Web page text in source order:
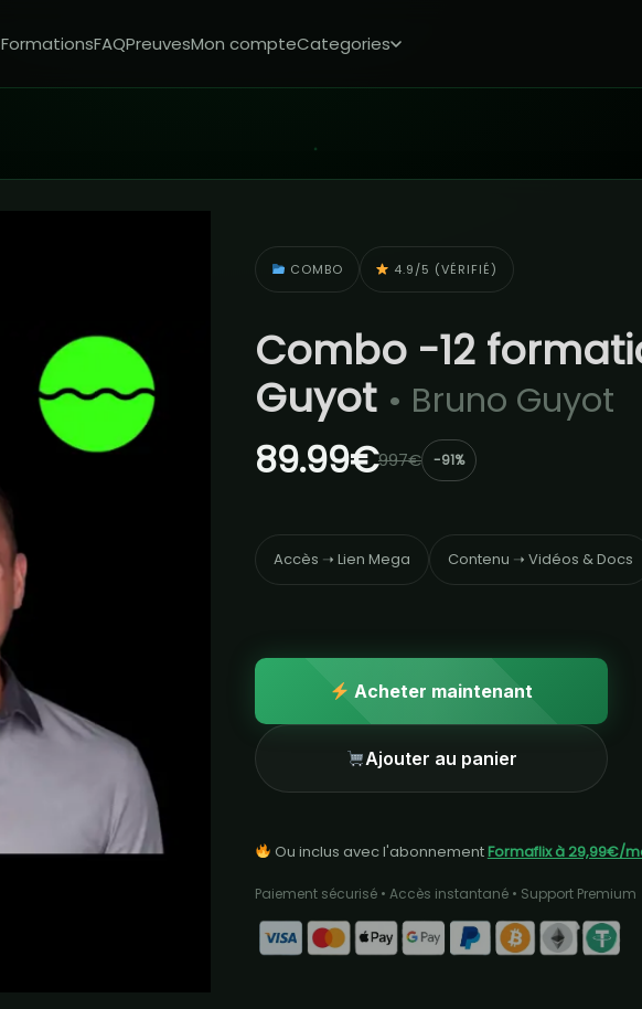
FormationsFAQPreuvesMon compteCategories
COMBO 4.9/5 (VÉRIFIÉ)
Combo -12
Guyot • Bruno Guyot
89.99€997€ -91%
Accès ➝ Lien Mega Contenu ➝ Vidéos & Docs
Acheter maintenant
Ajouter au panier
Ou inclus avec l'abonnementFormaflix à 29,99€/
Paiement sécurisé • Accès instantané • Support Premium